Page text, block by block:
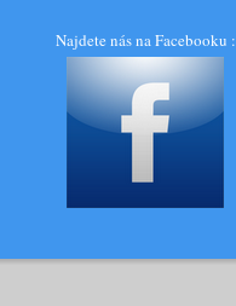
Najdete nás na Facebooku :